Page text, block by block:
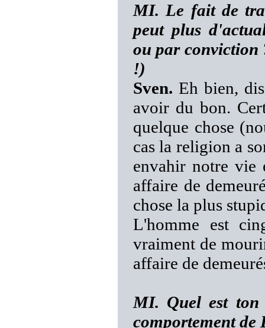
MI. Le fait de
peut plus
ou par conviction
!)
Sven. Eh bien,
avoir du bon.
quelque chose
cas la religion a
envahir notre vie
affaire de
chose la plus
L'homme est
vraiment de
affaire de
MI. Quel est
comportement de